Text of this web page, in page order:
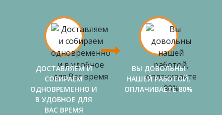
ДОСТАВЛЯЕМ И
СОБИРАЕМ
ОДНОВРЕМЕННО И
В УДОБНОЕ ДЛЯ
ВАС ВРЕМЯ
ВЫ ДОВОЛЬНЫ
НАШЕЙ РАБОТОЙ,
ОПЛАЧИВАЕТЕ 80%